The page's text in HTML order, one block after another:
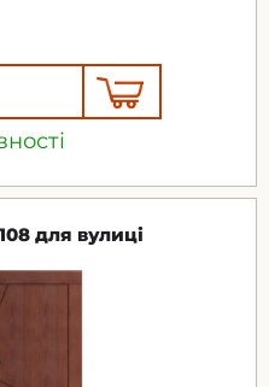
для вулиці